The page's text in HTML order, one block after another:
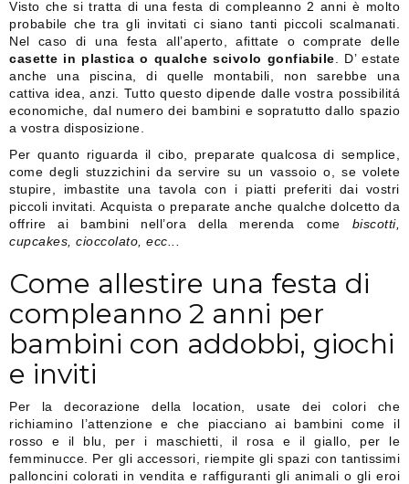
Visto che si tratta di una festa di compleanno 2 anni è molto
probabile che tra gli invitati ci siano tanti piccoli scalmanati.
Nel caso di una festa all’aperto, afittate o comprate delle
casette in plastica o qualche scivolo gonfiabile . D’ estate
anche una piscina, di quelle montabili, non sarebbe una
cattiva idea, anzi. Tutto questo dipende dalle vostra possibilitá
economiche, dal numero dei bambini e sopratutto dallo spazio
a vostra disposizione.
Per quanto riguarda il cibo, preparate qualcosa di semplice,
come degli stuzzichini da servire su un vassoio o, se volete
stupire, imbastite una tavola con i piatti preferiti dai vostri
piccoli invitati. Acquista o preparate anche qualche dolcetto da
offrire ai bambini nell’ora della merenda come biscotti,
cupcakes, cioccolato, ecc...
Come allestire una festa di
compleanno 2 anni per
bambini con addobbi, giochi
e inviti
Per la decorazione della location, usate dei colori che
richiamino l’attenzione e che piacciano ai bambini come il
rosso e il blu, per i maschietti, il rosa e il giallo, per le
femminucce. Per gli accessori, riempite gli spazi con tantissimi
palloncini colorati in vendita e raffiguranti gli animali o gli eroi